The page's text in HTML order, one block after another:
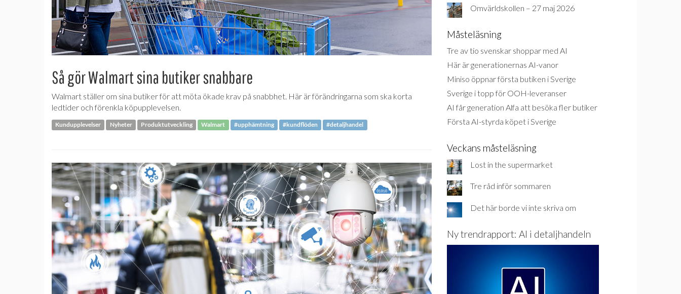
Så gör Walmart sina butiker snabbare
Walmart ställer om sina butiker för att möta ökade krav på snabbhet. Här är förändringarna som ska korta
ledtider och förenkla köpupplevelsen.
Kundupplevelser Nyheter Produktutveckling Walmart #upphämtning #kundflöden #detaljhandel
Omvärldskollen – 27 maj 2026
Måsteläsning
Tre av tio svenskar shoppar med AI
Här är generationernas AI-vanor
Miniso öppnar första butiken i Sverige
Sverige i topp för OOH-leveranser
AI får generation Alfa att besöka fler butiker
Första AI-styrda köpet i Sverige
Veckans måsteläsning
Lost in the supermarket
Tre råd inför sommaren
Det här borde vi inte skriva om
Ny trendrapport: AI i detaljhandeln